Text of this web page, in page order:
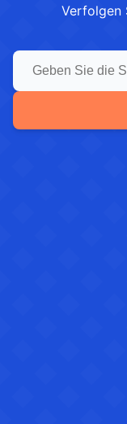
Verfolgen